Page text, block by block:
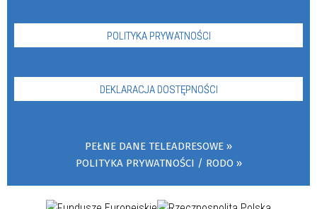
POLITYKA PRYWATNOŚCI
DEKLARACJA DOSTĘPNOŚCI
PEŁNE DANE TELEADRESOWE
POLITYKA PRYWATNOŚCI / RODO